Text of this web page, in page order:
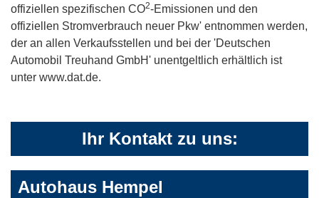
offiziellen spezifischen CO2-Emissionen und den
offiziellen Stromverbrauch neuer Pkw' entnommen werden,
der an allen Verkaufsstellen und bei der 'Deutschen
Automobil Treuhand GmbH' unentgeltlich erhältlich ist
unter www.dat.de.
Ihr Kontakt zu uns:
Autohaus Hempel